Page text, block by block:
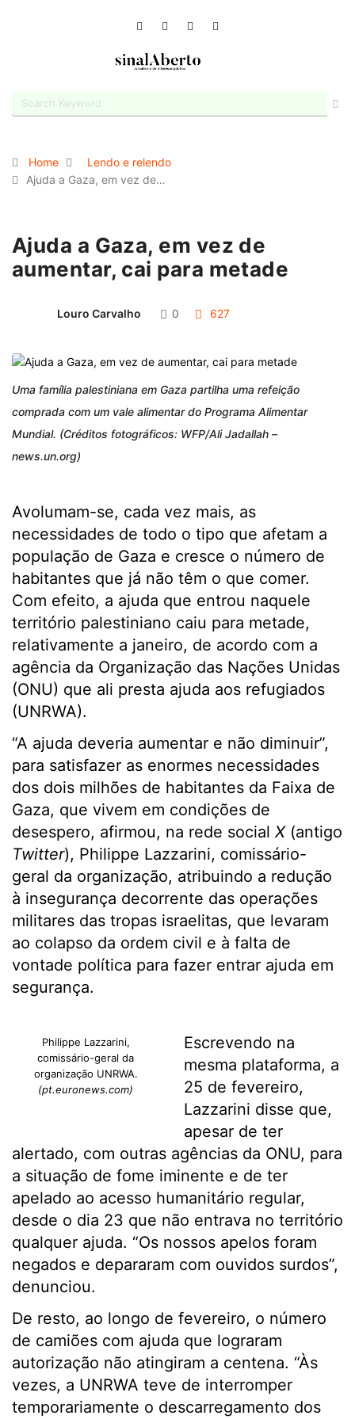
Home
Lendo e relendo
Ajuda a Gaza, em vez de…
Ajuda a Gaza, em vez de
aumentar, cai para metade
Louro Carvalho 0 627
Uma família palestiniana em Gaza partilha uma refeição
comprada com um vale alimentar do Programa Alimentar
Mundial. (Créditos fotográficos: WFP/Ali Jadallah –
news.un.org)
Avolumam-se, cada vez mais, as
necessidades de todo o tipo que afetam a
população de Gaza e cresce o número de
habitantes que já não têm o que comer.
Com efeito, a ajuda que entrou naquele
território palestiniano caiu para metade,
relativamente a janeiro, de acordo com a
agência da Organização das Nações Unidas
(ONU) que ali presta ajuda aos refugiados
(UNRWA).
“A ajuda deveria aumentar e não diminuir”,
para satisfazer as enormes necessidades
dos dois milhões de habitantes da Faixa de
Gaza, que vivem em condições de
desespero, afirmou, na rede social X(antigo
Twitter), Philippe Lazzarini, comissário-
geral da organização, atribuindo a redução
à insegurança decorrente das operações
militares das tropas israelitas, que levaram
ao colapso da ordem civil e à falta de
vontade política para fazer entrar ajuda em
segurança.
Philippe Lazzarini,
comissário-geral da
organização UNRWA.
(pt.euronews.com)
Escrevendo na
mesma plataforma, a
25 de fevereiro,
Lazzarini disse que,
apesar de ter
alertado, com outras agências da ONU, para
a situação de fome iminente e de ter
apelado ao acesso humanitário regular,
desde o dia 23 que não entrava no território
qualquer ajuda. “Os nossos apelos foram
negados e depararam com ouvidos surdos”,
denunciou.
De resto, ao longo de fevereiro, o número
de camiões com ajuda que lograram
autorização não atingiram a centena. “Às
vezes, a UNRWA teve de interromper
temporariamente o descarregamento dos